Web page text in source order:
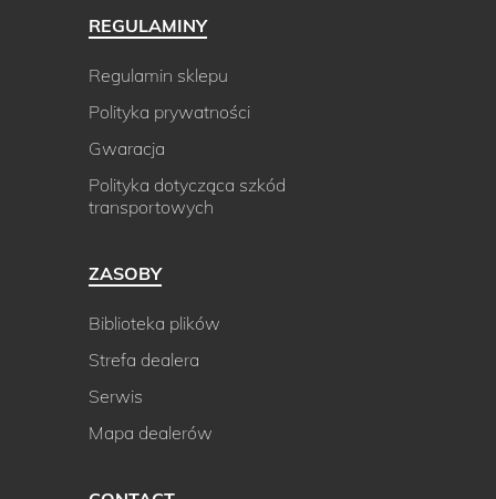
REGULAMINY
Regulamin sklepu
Polityka prywatności
Gwaracja
Polityka dotycząca szkód
transportowych
ZASOBY
Biblioteka plików
Strefa dealera
Serwis
Mapa dealerów